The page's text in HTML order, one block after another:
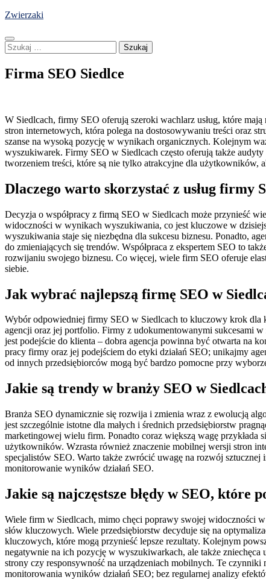
Skip
content
Zwierzaki
Szukaj:
Firma SEO Siedlce
W Siedlcach, firmy SEO oferują szeroki wachlarz usług, które
stron internetowych, która polega na dostosowywaniu treści oraz
szanse na wysoką pozycję w wynikach organicznych. Kolejnym
wyszukiwarek. Firmy SEO w Siedlcach często oferują także
tworzeniem treści, które są nie tylko atrakcyjne dla użytkowników,
Dlaczego warto skorzystać z usług firmy
Decyzja o współpracy z firmą SEO w Siedlcach może przynieść
widoczności w wynikach wyszukiwania, co jest kluczowe w
wyszukiwania staje się niezbędna dla sukcesu biznesu. Ponadto,
do zmieniających się trendów. Współpraca z ekspertem SEO to
rozwijaniu swojego biznesu. Co więcej, wiele firm SEO oferuje
siebie.
Jak wybrać najlepszą firmę SEO w
Wybór odpowiedniej firmy SEO w Siedlcach to kluczowy krok dla
agencji oraz jej portfolio. Firmy z udokumentowanymi sukcesami
jest podejście do klienta – dobra agencja powinna być otwarta na
pracy firmy oraz jej podejściem do etyki działań SEO; unikajmy
od innych przedsiębiorców mogą być bardzo pomocne przy
Jakie są trendy w branży SEO w
Branża SEO dynamicznie się rozwija i zmienia wraz z ewolucją
jest szczególnie istotne dla małych i średnich przedsiębiorstw
marketingowej wielu firm. Ponadto coraz większą wagę przykłada
użytkowników. Wzrasta również znaczenie mobilnej wersji stron
specjalistów SEO. Warto także zwrócić uwagę na rozwój
monitorowanie wyników działań SEO.
Jakie są najczęstsze błędy w SEO, które
Wiele firm w Siedlcach, mimo chęci poprawy swojej widoczności
słów kluczowych. Wiele przedsiębiorstw decyduje się na
kluczowych, które mogą przynieść lepsze rezultaty. Kolejnym
negatywnie na ich pozycję w wyszukiwarkach, ale także
strony czy responsywność na urządzeniach mobilnych. Te
monitorowania wyników działań SEO; bez regularnej analizy